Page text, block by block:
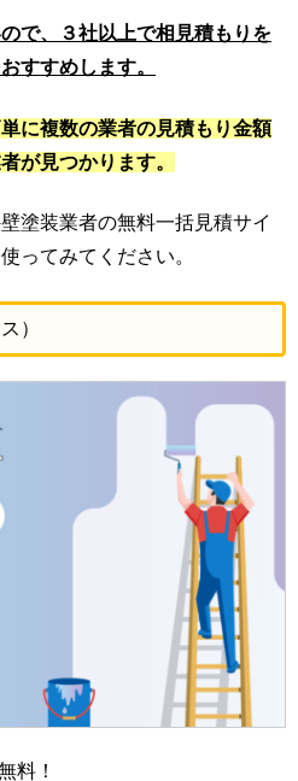
で、３社以上で相見積もりを
すすめします。
に複数の業者の見積もり金額
が見つかります。
塗装業者の無料一括見積サイ
ってみてください。
）
料！